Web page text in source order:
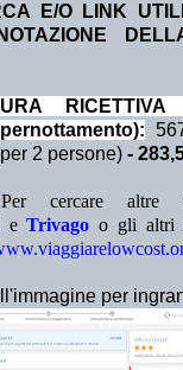
E/O LINK
2 persone) -
cercare altre
eTrivago o gli altri
per